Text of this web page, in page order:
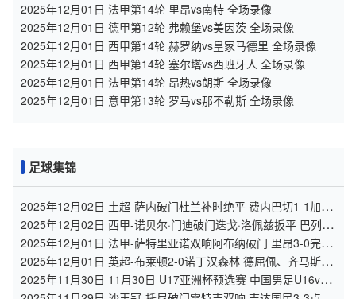
2025年12月01日 法甲第14轮 里昂vs南特 全场录像
2025年12月01日 德甲第12轮 弗赖堡vs美因茨 全场录像
2025年12月01日 西甲第14轮 赫罗纳vs皇家马德里 全场录像
2025年12月01日 西甲第14轮 塞尔塔vs西班牙人 全场录像
2025年12月01日 法甲第14轮 昂热vs朗斯 全场录像
2025年12月01日 意甲第13轮 罗马vs那不勒斯 全场录像
足球集锦
2025年12月02日 土超-萨内破门杜兰补时绝平 费内巴切1-1加拉
塔萨雷
2025年12月02日 西甲-诺贝尔·门迪破门迭戈·洛佩兹扳平 巴列卡
诺1-1瓦伦西亚
2025年12月01日 法甲-萨特里亚诺双响阿布纳破门 里昂3-0完胜
十人南特
2025年12月01日 英超-布莱顿2-0诺丁汉森林 德屈佩、齐马斯破
门维尔贝克助攻
2025年11月30日 11月30日 U17亚洲杯预选赛 中国男足U16vs
孟加拉国U17 进球